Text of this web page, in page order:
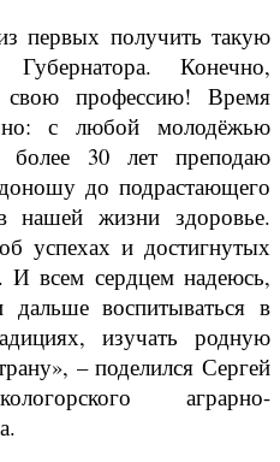
первых получить такую
Конечно,
свою профессию! Время
с любой молодёжью
более 30 лет преподаю
до подрастающего
нашей жизни здоровье.
успехах и достигнутых
И всем сердцем надеюсь,
воспитываться в
изучать родную
– поделился Сергей
аграрно-